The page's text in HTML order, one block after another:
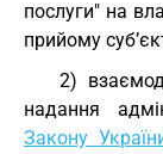
послуги" на
прийому
2)
надання
Закону